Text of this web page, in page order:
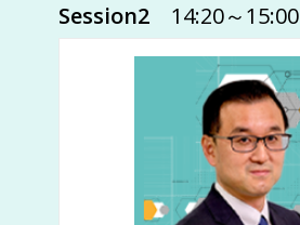
Session2 14:20～15:00